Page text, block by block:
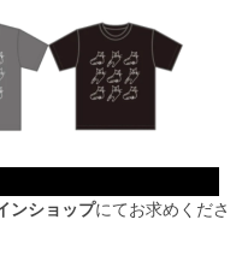
ンショップにてお求めくださ